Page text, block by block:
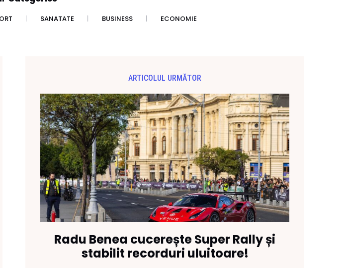
SANATATE BUSINESS ECONOMIE
ARTICOLUL URMĂTOR
Radu Benea cucerește Super Rally și
stabilit recorduri uluitoare!